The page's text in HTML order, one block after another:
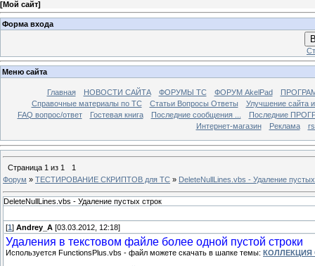
[Мой сайт]
Форма входа
Меню сайта
Главная НОВОСТИ САЙТА ФОРУМЫ TC ФОРУМ AkelPad
Справочные материалы по TС
Статьи Вопросы Ответы
Улучшение сайта
FAQ вопрос/ответ
Гостевая книга Последние сообщения ...
Последние
Интернет-магазин
Реклама
Страница 1 из 1
1
Форум » ТЕСТИРОВАНИЕ СКРИПТОВ для TC » DeleteNullLines.vbs - Удаление
DeleteNullLines.vbs - Удаление пустых строк
[1 ] Andrey_A [03.03.2012, 12:18]
Удаления в текстовом файле более одной пустой строки
Используется FunctionsPlus.vbs - файл можете скачать в шапке темы: КОЛЛЕКЦИЯ